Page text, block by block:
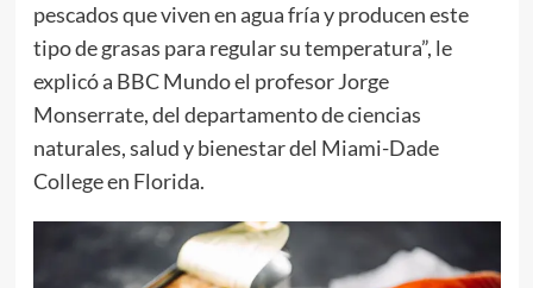
pescados que viven en agua fría y producen este
tipo de grasas para regular su temperatura”, le
explicó a BBC Mundo el profesor Jorge
Monserrate, del departamento de ciencias
naturales, salud y bienestar del Miami-Dade
College en Florida.